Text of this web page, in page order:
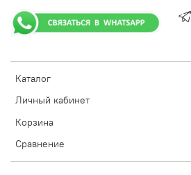
Каталог
Личный кабинет
Корзина
Сравнение